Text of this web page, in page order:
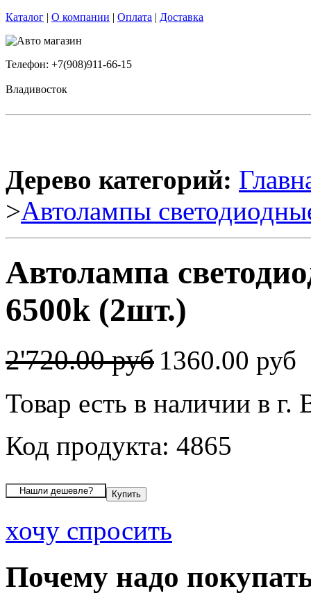
Каталог | О компании | Оплата | Доставка
Телефон: +7(908)911-66-15
Владивосток
Дерево категорий:
>Автолампы
Автолампа
6500k (2шт.)
2'720.00 руб 1360.00 руб
Товар есть в наличии в г.
Код продукта: 4865
хочу спросить
Почему надо